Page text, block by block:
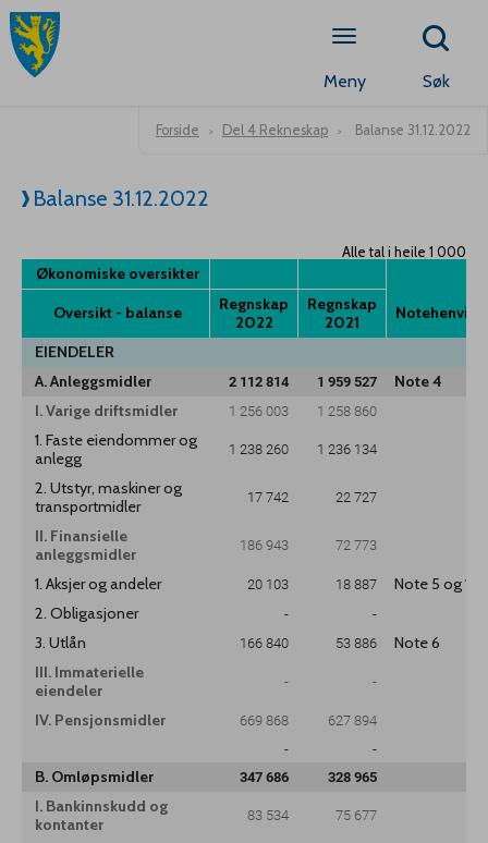
Meny Søk
Forside Del 4 Rekneskap Balanse 31.12.2022
Balanse 31.12.2022
Alle tal i heile 1 000
Økonomiske oversikter
Oversikt - balanse
Regnskap
2022
Regnskap
2021
EIENDELER
A. Anleggsmidler
2 112 814 1 959 527
Note 4
I. Varige driftsmidler
1 256 003
1 258 860
1. Faste eiendommer og
anlegg
1 238 260
1 236 134
2. Utstyr, maskiner og
transportmidler
17 742
22 727
II. Finansielle
anleggsmidler
186 943
72 773
1. Aksjer og andeler
20 103 18 887
Note 5 og 15
2. Obligasjoner
-
-
3. Utlån
166 840 53 886
Note 6
III. Immaterielle
eiendeler
-
-
IV. Pensjonsmidler
669 868
627 894
-
-
B. Omløpsmidler
347 686
328 965
I. Bankinnskudd og
kontanter
83 534
75 677
Økonomiske
oversikter
Oversikt -
balanse
Regnskap
2022
Regnskap
2021